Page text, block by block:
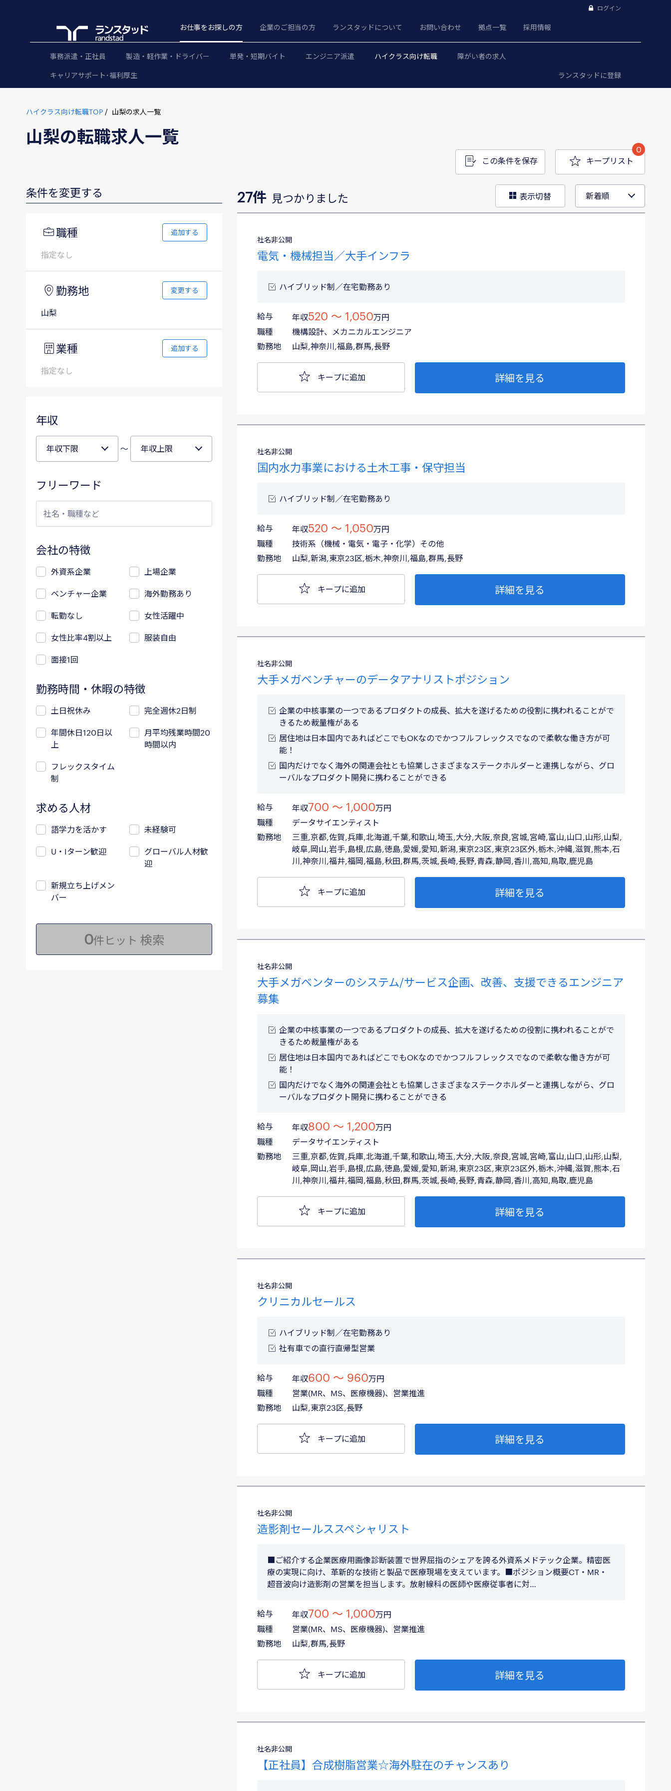
ログイン
お仕事をお探しの方 企業のご担当の方 ランスタッドについて お問い合わせ 拠点一覧 採用情報
事務派遣・正社員 製造・軽作業・ドライバー 単発・短期バイト エンジニア派遣 ハイクラス向け転職 障がい者の求人
キャリアサポート･福利厚生 ランスタッドに登録
ハイクラス向け転職TOP 山梨の求人一覧
山梨の転職求人一覧
この条件を保存 キープリスト
0
条件を変更する
職種 追加する
指定なし
勤務地 変更する
山梨
業種 追加する
指定なし
年収
～
フリーワード
会社の特徴
外資系企業 上場企業
ベンチャー企業 海外勤務あり
転勤なし 女性活躍中
女性比率4割以上 服装自由
面接1回
勤務時間・休暇の特徴
土日祝休み 完全週休2日制
年間休日120日以
上
月平均残業時間20
時間以内
フレックスタイム
制
求める人材
語学力を活かす 未経験可
U・Iターン歓迎
グローバル人材歓
迎
新規立ち上げメン
バー
0件ヒット 検索
27件 見つかりました 表示切替
社名非公開
電気・機械担当／大手インフラ
ハイブリッド制／在宅勤務あり
給与 年収520 〜 1,050万円
職種
機構設計、メカニカルエンジニア
勤務地
山梨,神奈川,福島,群馬,長野
キープに追加 詳細を見る
社名非公開
国内水力事業における土木工事・保守担当
ハイブリッド制／在宅勤務あり
給与 年収520 〜 1,050万円
職種
技術系（機械・電気・電子・化学）その他
勤務地
山梨,新潟,東京23区,栃木,神奈川,福島,群馬,長野
キープに追加 詳細を見る
社名非公開
大手メガベンチャーのデータアナリストポジション
企業の中核事業の一つであるプロダクトの成長、拡大を遂げるための役割に携われることがで
きるため裁量権がある
居住地は日本国内であればどこでもOKなのでかつフルフレックスでなので柔軟な働き方が可
能！
国内だけでなく海外の関連会社とも協業しさまざまなステークホルダーと連携しながら、グロ
ーバルなプロダクト開発に携わることができる
給与 年収700 〜 1,000万円
職種
データサイエンティスト
勤務地
三重,京都,佐賀,兵庫,北海道,千葉,和歌山,埼玉,大分,大阪,奈良,宮城,宮崎,富山,山口,山形,山梨,
岐阜,岡山,岩手,島根,広島,徳島,愛媛,愛知,新潟,東京23区,東京23区外,栃木,沖縄,滋賀,熊本,石
川,神奈川,福井,福岡,福島,秋田,群馬,茨城,長崎,長野,青森,静岡,香川,高知,鳥取,鹿児島
キープに追加 詳細を見る
社名非公開
大手メガベンターのシステム/サービス企画、改善、支援できるエンジニア
募集
企業の中核事業の一つであるプロダクトの成長、拡大を遂げるための役割に携われることがで
きるため裁量権がある
居住地は日本国内であればどこでもOKなのでかつフルフレックスでなので柔軟な働き方が可
能！
国内だけでなく海外の関連会社とも協業しさまざまなステークホルダーと連携しながら、グロ
ーバルなプロダクト開発に携わることができる
給与 年収800 〜 1,200万円
職種
データサイエンティスト
勤務地
三重,京都,佐賀,兵庫,北海道,千葉,和歌山,埼玉,大分,大阪,奈良,宮城,宮崎,富山,山口,山形,山梨,
岐阜,岡山,岩手,島根,広島,徳島,愛媛,愛知,新潟,東京23区,東京23区外,栃木,沖縄,滋賀,熊本,石
川,神奈川,福井,福岡,福島,秋田,群馬,茨城,長崎,長野,青森,静岡,香川,高知,鳥取,鹿児島
キープに追加 詳細を見る
社名非公開
クリニカルセールス
ハイブリッド制／在宅勤務あり
社有車での直行直帰型営業
給与 年収600 〜 960万円
職種
営業(MR、MS、医療機器)、営業推進
勤務地
山梨,東京23区,長野
キープに追加 詳細を見る
社名非公開
造影剤セールススペシャリスト
■ご紹介する企業医療用画像診断装置で世界屈指のシェアを誇る外資系メドテック企業。精密医
療の実現に向け、革新的な技術と製品で医療現場を支えています。■ポジション概要CT・MR・
超音波向け造影剤の営業を担当します。放射線科の医師や医療従事者に対…
給与 年収700 〜 1,000万円
職種
営業(MR、MS、医療機器)、営業推進
勤務地
山梨,群馬,長野
キープに追加 詳細を見る
社名非公開
【正社員】合成樹脂営業☆海外駐在のチャンスあり